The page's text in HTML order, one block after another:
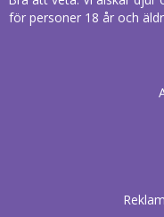
för personer 18 år och